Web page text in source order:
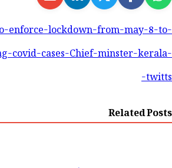
enforce-lockdown-from-may-8-to-
covid-cases-Chief-minster-kerala-
twitts-
Related Posts